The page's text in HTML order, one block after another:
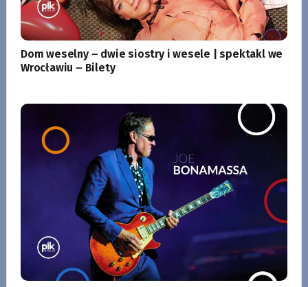
Dom weselny – dwie siostry i wesele | spektakl we
Wrocławiu – Bilety